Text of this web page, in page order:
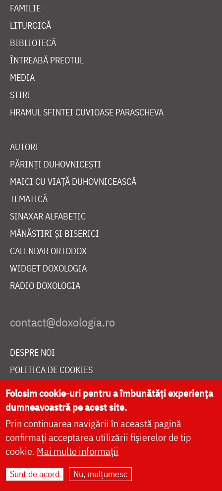
FAMILIE
LITURGICĂ
BIBLIOTECĂ
ÎNTREABĂ PREOTUL
MEDIA
ȘTIRI
HRAMUL SFINTEI CUVIOASE PARASCHEVA
AUTORI
PĂRINȚI DUHOVNICEȘTI
MAICI CU VIAȚĂ DUHOVNICEASCĂ
TEMATICĂ
SINAXAR ALFABETIC
MĂNĂSTIRI ȘI BISERICI
CALENDAR ORTODOX
WIDGET DOXOLOGIA
RADIO DOXOLOGIA
DESPRE NOI
POLITICA DE COOKIES
DONEAZĂ ONLINE PENTRU CATEDRALA NAȚIONALĂ
LIVE
Site dezvoltat deDOXOLOGIA MEDIA
Arhiepiscopia Iașilor | ©
Folosim cookie-uri pentru a îmbunătăți experiența
dumneavoastră pe acest site.
Prin continuarea navigării în această pagină
confirmați acceptarea utilizării fișierelor de tip
cookie. Mai multe informații
Sunt de acord Nu, mulțumesc